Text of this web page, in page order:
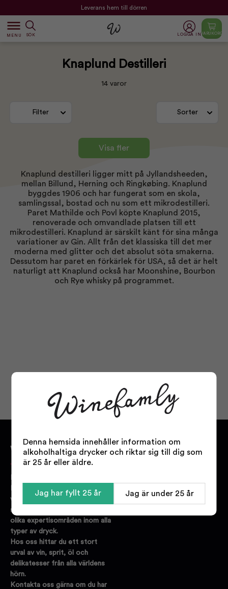
Leverans hem till dörren
dehaze
MENU SÖK LOGGA IN VARUKORG
Knaplund Destilleri
14 varor
Filter Sorter
Visa fler
Knaplund destilleri ligger mitt på Jyllandsheeden,
mellan Billund, Herning och Ringkøbing. Knaplund
byggdes 1906 och har fungerat som en skola,
samlingssal, bostad och nu som ett mikrodestilleri.
Paret Mathilde och Povl köpte Knaplund 2015,
renoverade och omvandlade platsen till ett
mikrodestilleri. Knaplund är särskilt känt för sina många
variationer av Gin. Allt från det klassiska till det mer
moderna med glitter och det absolut söta smakerna.
Dessutom har paret en förkärlek för USA, så det är helt
naturligt att Knaplund också har Moonshine, Bourbon
och Rye whisky på programmet.
WINEFAMLY.SE
Danmarks största online
vinbutik. Vi har
specialistutbildad personal med
olika expertisområden inom alla
typer av dryck.
Hos oss hittar du ett stort
urval av vin, sprit, öl och
delikatesser från alla världens
hörn.
Kontakta oss gärna om du har
Denna hemsida innehåller information om
alkoholhaltiga drycker och riktar sig till dig som
är 25 år eller äldre.
Jag har fyllt 25 år Jag är under 25 år